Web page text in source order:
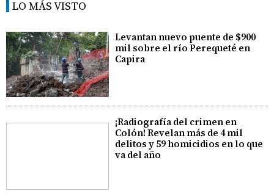
LO MÁS VISTO
Levantan nuevo puente de $900
mil sobre el río Perequeté en
Capira
¡Radiografía del crimen en
Colón! Revelan más de 4 mil
delitos y 59 homicidios en lo que
va del año